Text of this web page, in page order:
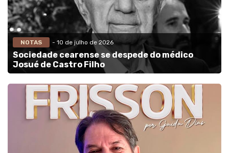
NOTAS - 10 de julho de 2026
Sociedade cearense se despede do médico
Josué de Castro Filho